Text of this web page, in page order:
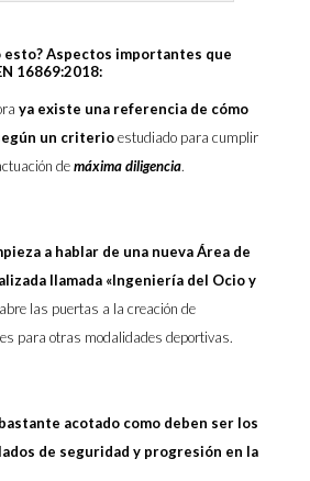
esto? Aspectos importantes que
16869:2018:
ya existe una referencia de cómo
un criterioestudiado para cumplir
demáxima diligencia.
a hablar de una nueva Área de
llamada «Ingeniería del Ocio y
las puertas a la creación de
para otras modalidades deportivas.
acotado como deben ser los
de seguridad y progresión en la